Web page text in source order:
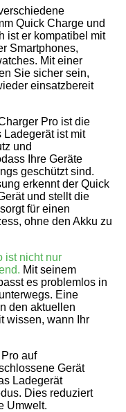
Quick Charge und
ist er kompatibel mit
Smartphones,
Mit einer
Sie sicher sein,
einsatzbereit
Pro ist die
Ladegerät ist mit
und
Ihre Geräte
geschützt sind.
erkennt der Quick
und stellt die
für einen
ohne den Akku zu
ist nicht nur
Mit seinem
es problemlos in
Eine
den aktuellen
wissen, wann Ihr
auf
Gerät
Ladegerät
Dies reduziert
Umwelt.